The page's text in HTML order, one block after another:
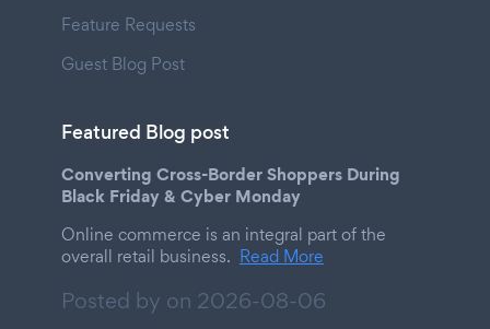
Feature Requests
Guest Blog Post
Featured Blog post
Converting Cross-Border Shoppers During
Black Friday & Cyber Monday
Online commerce is an integral part of the
overall retail business. Read More
Posted by on 2026-08-06